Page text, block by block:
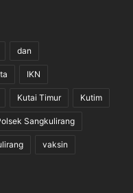
dan
IKN
Kutai Timur Kutim
Sangkulirang
vaksin